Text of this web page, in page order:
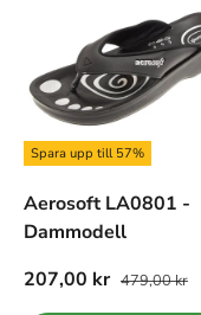
Spara upp till 57%
Aerosoft LA0801 -
Dammodell
207,00 kr 479,00 kr